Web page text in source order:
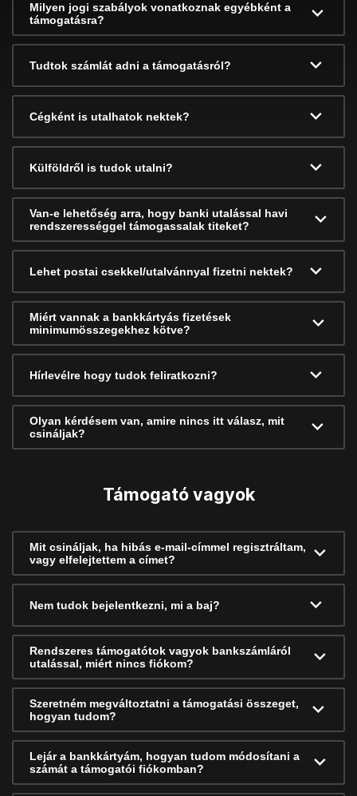
Milyen jogi szabályok vonatkoznak egyébként a
támogatásra?
Tudtok számlát adni a támogatásról?
Cégként is utalhatok nektek?
Külföldről is tudok utalni?
Van-e lehetőség arra, hogy banki utalással havi
rendszerességgel támogassalak titeket?
Lehet postai csekkel/utalvánnyal fizetni nektek?
Miért vannak a bankkártyás fizetések
minimumösszegekhez kötve?
Hírlevélre hogy tudok feliratkozni?
Olyan kérdésem van, amire nincs itt válasz, mit
csináljak?
Támogató vagyok
Mit csináljak, ha hibás e-mail-címmel regisztráltam,
vagy elfelejtettem a címet?
Nem tudok bejelentkezni, mi a baj?
Rendszeres támogatótok vagyok bankszámláról
utalással, miért nincs fiókom?
Szeretném megváltoztatni a támogatási összeget,
hogyan tudom?
Lejár a bankkártyám, hogyan tudom módosítani a
számát a támogatói fiókomban?